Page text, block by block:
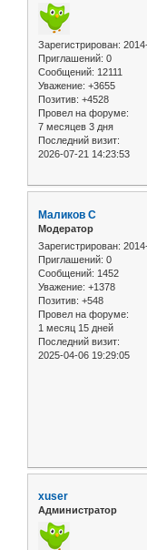
Зарегистрирован:
Приглашений: 0
Сообщений: 12111
Уважение: +3655
Позитив: +4528
Провел на форуме:
7 месяцев 3 дня
Последний визит:
2026-07-21 14:23:53
Маликов С
Модератор
Зарегистрирован:
Приглашений: 0
Сообщений: 1452
Уважение: +1378
Позитив: +548
Провел на форуме:
1 месяц 15 дней
Последний визит:
2025-04-06 19:29:05
xuser
Администратор